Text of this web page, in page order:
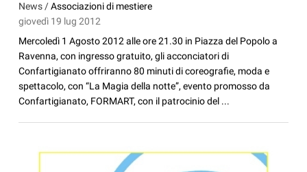
News /Associazioni di mestiere
giovedì 19 lug 2012
Mercoledì 1 Agosto 2012 alle ore 21.30 in Piazza del Popolo a
Ravenna, con ingresso gratuito, gli acconciatori di
Confartigianato offriranno 80 minuti di coreografie, moda e
spettacolo, con “La Magia della notte”, evento promosso da
Confartigianato, FORMART, con il patrocinio del ...